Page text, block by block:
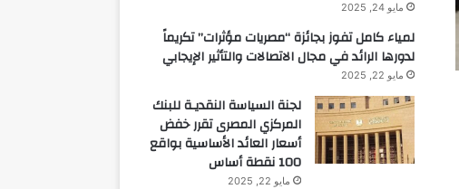
مايو 24, 2025
لمياء كامل تفوز بجائزة “مصريات مؤثرات” تكريماً
لدورها الرائد في مجال الاتصالات والتأثير الإيجابي
مايو 22, 2025
لجنة السياسة النقديـة للبنك
المركزي المصرى تقرر خفض
أسعار العائد الأساسية بواقع
100 نقطة أساس
مايو 22, 2025